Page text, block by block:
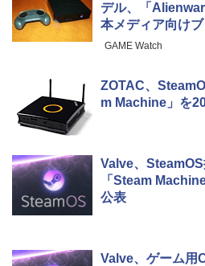
デル、「
本メディア向け
GAME Watch
ZOTAC、
m Machine」を
Valve、
「Steam
公表
Valve、ゲーム用